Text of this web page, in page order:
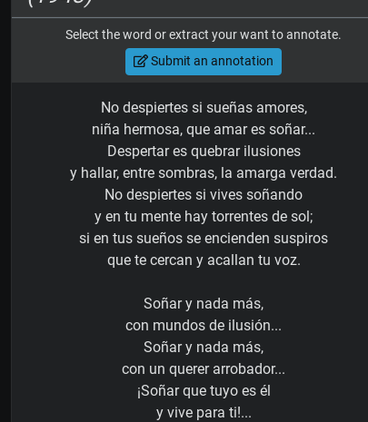
Select the word or extract your want to annotate.
Submit an annotation
No despiertes si sueñas amores,
niña hermosa, que amar es soñar...
Despertar es quebrar ilusiones
y hallar, entre sombras, la amarga verdad.
No despiertes si vives soñando
y en tu mente hay torrentes de sol;
si en tus sueños se encienden suspiros
que te cercan y acallan tu voz.
Soñar y nada más,
con mundos de ilusión...
Soñar y nada más,
con un querer arrobador...
¡Soñar que tuyo es él
y vive para ti!...